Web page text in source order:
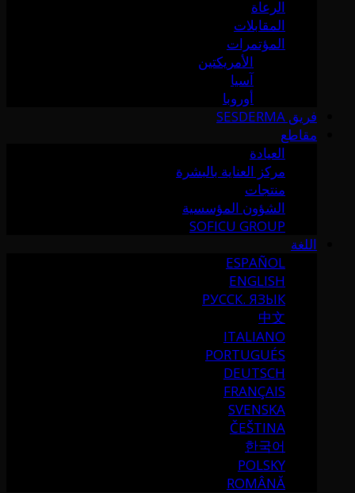
الرعاة
المقابلات
المؤتمرات
الأمريكتين
آسيا
أوروبا
فريق SESDERMA
مقاطع
العيادة
مركز العناية بالبشرة
منتجات
الشؤون المؤسسية
SOFICU GROUP
اللغة
ESPAÑOL
ENGLISH
РУССК. ЯЗЫК
中文
ITALIANO
PORTUGUÉS
DEUTSCH
FRANÇAIS
SVENSKA
ČEŠTINA
한국어
POLSKY
ROMÂNĂ